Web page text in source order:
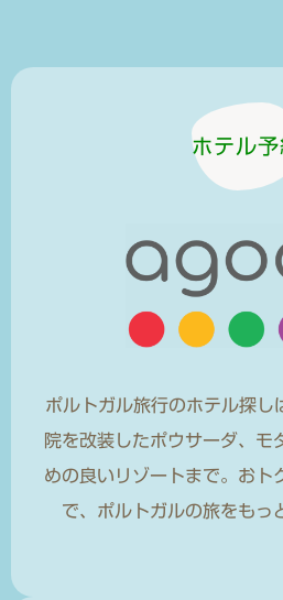
ホテル
ポルトガル旅行のホテル探
院を改装したポウサーダ、モ
めの良いリゾートまで。おト
で、ポルトガルの旅をもっ